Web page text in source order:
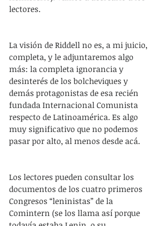
lectores.
La visión de Riddell no es, a mi juicio,
completa, y le adjuntaremos algo
más: la completa ignorancia y
desinterés de los bolcheviques y
demás protagonistas de esa recién
fundada Internacional Comunista
respecto de Latinoamérica. Es algo
muy significativo que no podemos
pasar por alto, al menos desde acá.
Los lectores pueden consultar los
documentos de los cuatro primeros
Congresos “leninistas” de la
Comintern (se los llama así porque